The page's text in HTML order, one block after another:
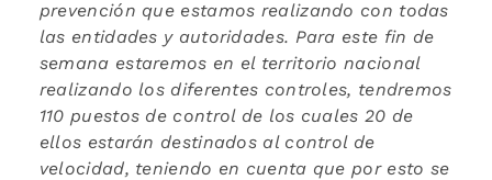
prevención que estamos realizando con todas
las entidades y autoridades. Para este fin de
semana estaremos en el territorio nacional
realizando los diferentes controles, tendremos
110 puestos de control de los cuales 20 de
ellos estarán destinados al control de
velocidad, teniendo en cuenta que por esto se